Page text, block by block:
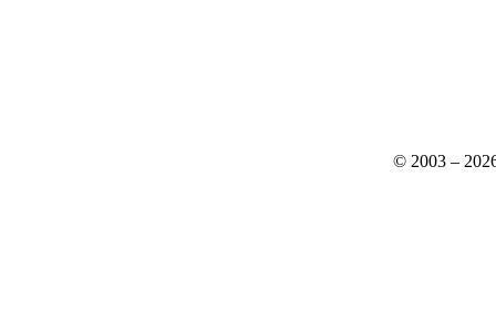
© 2003 –